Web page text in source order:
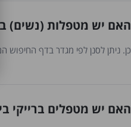
האם יש מטפלות (נשים)
כן. ניתן לסנן לפי מגדר בדף החיפוש
האם יש מטפלים ברייקי